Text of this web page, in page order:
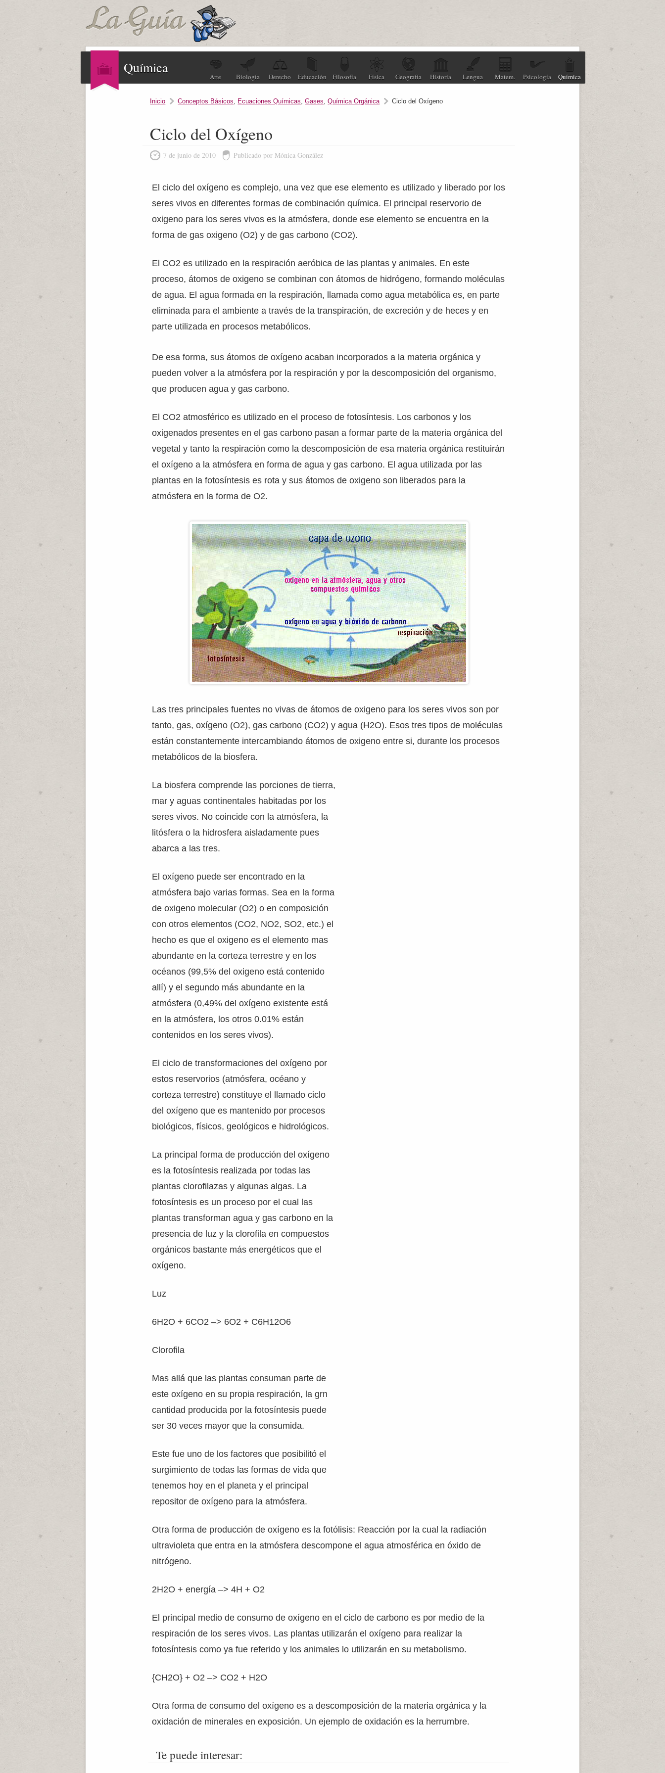
Química
Arte Biología Derecho Educación Filosofía Física Geografía Historia Lengua Matem. Psicología Química
Inicio Conceptos Básicos, Ecuaciones Químicas,Gases,Química Orgánica Ciclo del Oxígeno
Ciclo del Oxígeno
7 de junio de 2010 Publicado por Mónica González
El ciclo del oxígeno es complejo, una vez que ese elemento es utilizado y liberado por los
seres vivos en diferentes formas de combinación química. El principal reservorio de
oxigeno para los seres vivos es la atmósfera, donde ese elemento se encuentra en la
forma de gas oxigeno (O2) y de gas carbono (CO2).
El CO2 es utilizado en la respiración aeróbica de las plantas y animales. En este
proceso, átomos de oxigeno se combinan con átomos de hidrógeno, formando moléculas
de agua. El agua formada en la respiración, llamada como agua metabólica es, en parte
eliminada para el ambiente a través de la transpiración, de excreción y de heces y en
parte utilizada en procesos metabólicos.
De esa forma, sus átomos de oxígeno acaban incorporados a la materia orgánica y
pueden volver a la atmósfera por la respiración y por la descomposición del organismo,
que producen agua y gas carbono.
El CO2 atmosférico es utilizado en el proceso de fotosíntesis. Los carbonos y los
oxigenados presentes en el gas carbono pasan a formar parte de la materia orgánica del
vegetal y tanto la respiración como la descomposición de esa materia orgánica restituirán
el oxígeno a la atmósfera en forma de agua y gas carbono. El agua utilizada por las
plantas en la fotosíntesis es rota y sus átomos de oxigeno son liberados para la
atmósfera en la forma de O2.
Las tres principales fuentes no vivas de átomos de oxigeno para los seres vivos son por
tanto, gas, oxígeno (O2), gas carbono (CO2) y agua (H2O). Esos tres tipos de moléculas
están constantemente intercambiando átomos de oxigeno entre si, durante los procesos
metabólicos de la biosfera.
La biosfera comprende las porciones de tierra,
mar y aguas continentales habitadas por los
seres vivos. No coincide con la atmósfera, la
litósfera o la hidrosfera aisladamente pues
abarca a las tres.
El oxígeno puede ser encontrado en la
atmósfera bajo varias formas. Sea en la forma
de oxigeno molecular (O2) o en composición
con otros elementos (CO2, NO2, SO2, etc.) el
hecho es que el oxigeno es el elemento mas
abundante en la corteza terrestre y en los
océanos (99,5% del oxigeno está contenido
allí) y el segundo más abundante en la
atmósfera (0,49% del oxígeno existente está
en la atmósfera, los otros 0.01% están
contenidos en los seres vivos).
El ciclo de transformaciones del oxígeno por
estos reservorios (atmósfera, océano y
corteza terrestre) constituye el llamado ciclo
del oxígeno que es mantenido por procesos
biológicos, físicos, geológicos e hidrológicos.
La principal forma de producción del oxígeno
es la fotosíntesis realizada por todas las
plantas clorofilazas y algunas algas. La
fotosíntesis es un proceso por el cual las
plantas transforman agua y gas carbono en la
presencia de luz y la clorofila en compuestos
orgánicos bastante más energéticos que el
oxígeno.
Luz
6H2O + 6CO2 –> 6O2 + C6H12O6
Clorofila
Mas allá que las plantas consuman parte de
este oxígeno en su propia respiración, la grn
cantidad producida por la fotosíntesis puede
ser 30 veces mayor que la consumida.
Este fue uno de los factores que posibilitó el
surgimiento de todas las formas de vida que
tenemos hoy en el planeta y el principal
repositor de oxígeno para la atmósfera.
Otra forma de producción de oxígeno es la fotólisis: Reacción por la cual la radiación
ultravioleta que entra en la atmósfera descompone el agua atmosférica en óxido de
nitrógeno.
2H2O + energía –> 4H + O2
El principal medio de consumo de oxígeno en el ciclo de carbono es por medio de la
respiración de los seres vivos. Las plantas utilizarán el oxígeno para realizar la
fotosíntesis como ya fue referido y los animales lo utilizarán en su metabolismo.
{CH2O} + O2 –> CO2 + H2O
Otra forma de consumo del oxígeno es a descomposición de la materia orgánica y la
oxidación de minerales en exposición. Un ejemplo de oxidación es la herrumbre.
Te puede interesar: